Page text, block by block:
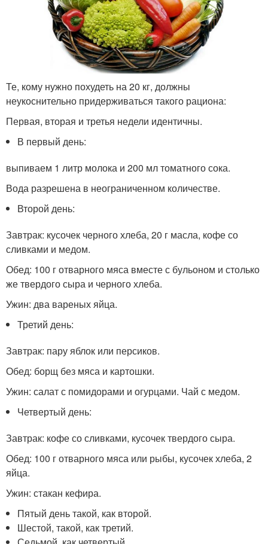
Те, кому нужно похудеть на 20 кг, должны
неукоснительно придерживаться такого рациона:
Первая, вторая и третья недели идентичны.
В первый день:
выпиваем 1 литр молока и 200 мл томатного сока.
Вода разрешена в неограниченном количестве.
Второй день:
Завтрак: кусочек черного хлеба, 20 г масла, кофе со
сливками и медом.
Обед: 100 г отварного мяса вместе с бульоном и столько
же твердого сыра и черного хлеба.
Ужин: два вареных яйца.
Третий день:
Завтрак: пару яблок или персиков.
Обед: борщ без мяса и картошки.
Ужин: салат с помидорами и огурцами. Чай с медом.
Четвертый день:
Завтрак: кофе со сливками, кусочек твердого сыра.
Обед: 100 г отварного мяса или рыбы, кусочек хлеба, 2
яйца.
Ужин: стакан кефира.
Пятый день такой, как второй.
Шестой, такой, как третий.